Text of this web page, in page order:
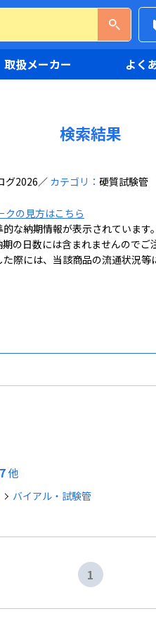
取扱メーカー よく
検索結果
グ2026 カテゴリ： 硬質試験管
クの見方はこちら
な納期情報が表示されています。
の日数には含まれませんのでご
際には、当該商品の流通状況
他
バイアル・試験管
1